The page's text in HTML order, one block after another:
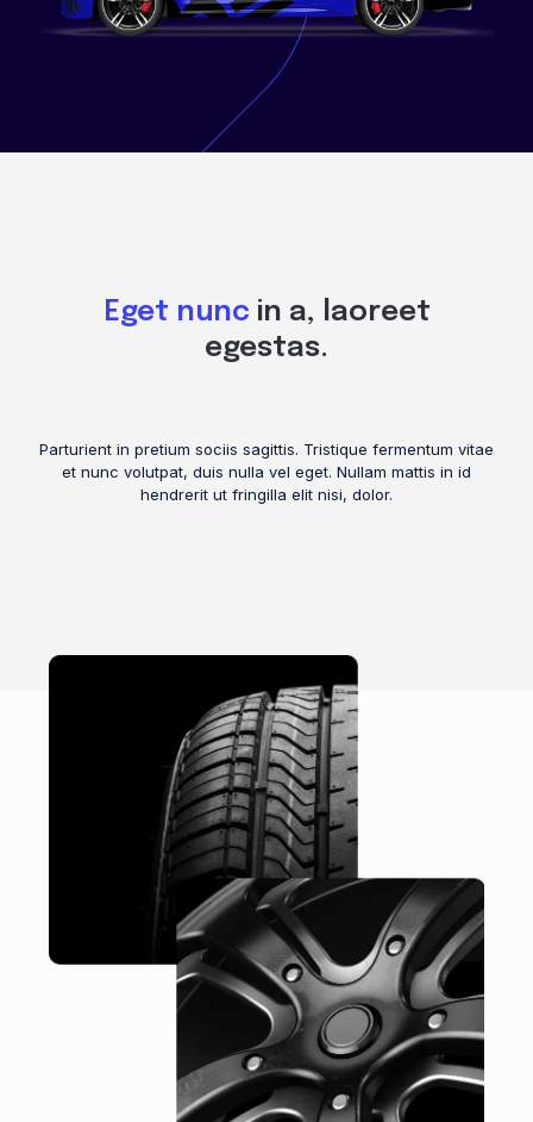
Eget nunc in a, laoreet
egestas.
Parturient in pretium sociis sagittis. Tristique fermentum vitae
et nunc volutpat, duis nulla vel eget. Nullam mattis in id
hendrerit ut fringilla elit nisi, dolor.